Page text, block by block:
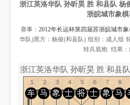
象棋棋谱
残局破解
浙江英洛华队 孙昕昊 胜 和县队 杨
浙皖城市象棋
赛事： 2012年长运杯第四届苏浙皖城市
华队)黑方：杨俊(和县队) 组别：成人组
转兵底炮 结果
浙江英洛华队 孙昕昊 胜 和县队
１２３４５６７８